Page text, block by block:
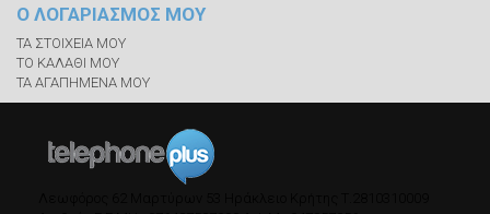
Ο ΛΟΓΑΡΙΑΣΜΟΣ ΜΟΥ
ΤΑ ΣΤΟΙΧΕΙΑ ΜΟΥ
ΤΟ ΚΑΛΑΘΙ ΜΟΥ
ΤΑ ΑΓΑΠΗΜΕΝΑ ΜΟΥ